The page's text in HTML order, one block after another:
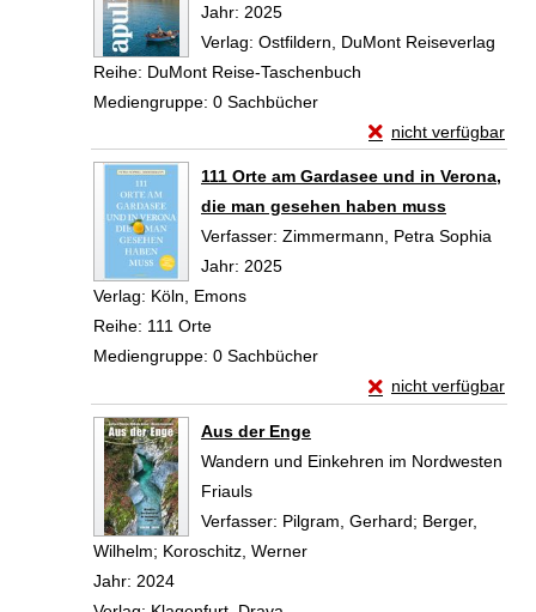
Jahr: 2025
Verlag: Ostfildern, DuMont Reiseverlag
Reihe: DuMont Reise-Taschenbuch
Mediengruppe: 0 Sachbücher
nicht verfügbar
Exemplar-Details
111 Orte am Gardasee und in Verona,
die man gesehen haben muss
Verfasser: Zimmermann, Petra Sophia
Jahr: 2025
Verlag: Köln, Emons
Reihe: 111 Orte
Mediengruppe: 0 Sachbücher
nicht verfügbar
Exemplar-Details
Aus der Enge
Wandern und Einkehren im Nordwesten
Friauls
Verfasser: Pilgram, Gerhard; Berger,
Wilhelm; Koroschitz, Werner
Jahr: 2024